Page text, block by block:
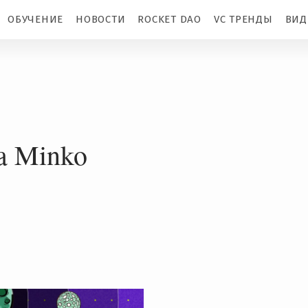
ОБУЧЕНИЕ НОВОСТИ ROCKET DAO VC ТРЕНДЫ
Minko